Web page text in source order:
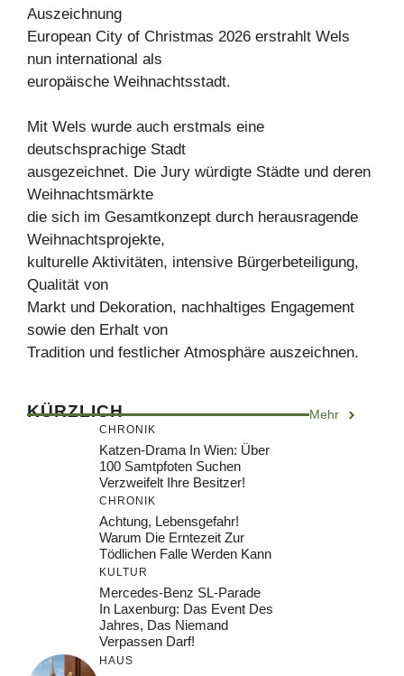
Auszeichnung
European City of Christmas 2026 erstrahlt Wels
nun international als
europäische Weihnachtsstadt.
Mit Wels wurde auch erstmals eine
deutschsprachige Stadt
ausgezeichnet. Die Jury würdigte Städte und deren
Weihnachtsmärkte
die sich im Gesamtkonzept durch herausragende
Weihnachtsprojekte,
kulturelle Aktivitäten, intensive Bürgerbeteiligung,
Qualität von
Markt und Dekoration, nachhaltiges Engagement
sowie den Erhalt von
Tradition und festlicher Atmosphäre auszeichnen.
KÜRZLICH Mehr
CHRONIK
Katzen-Drama In Wien: Über
100 Samtpfoten Suchen
Verzweifelt Ihre Besitzer!
CHRONIK
Achtung, Lebensgefahr!
Warum Die Erntezeit Zur
Tödlichen Falle Werden Kann
KULTUR
Mercedes-Benz SL-Parade
In Laxenburg: Das Event Des
Jahres, Das Niemand
Verpassen Darf!
HAUS